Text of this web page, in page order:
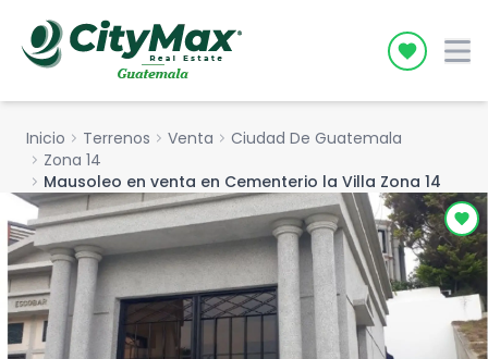
Icon
Inicio chevron_right Terrenos chevron_right Venta chevron_right Ciudad De Guatemala
chevron_right Zona 14
chevron_right Mausoleo en venta en Cementerio la Villa Zona 14